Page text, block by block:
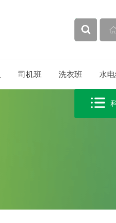


司机班 洗衣班 水
